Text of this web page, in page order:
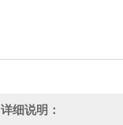
详细说明：